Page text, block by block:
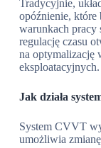
Tradycyjnie,
opóźnienie, które
warunkach
regulację czasu
na optymalizację
eksploatacyjnych.
Jak działa
System CVVT
umożliwia